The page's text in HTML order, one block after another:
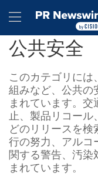
Hamburger
公共安全
このカテゴリには
組みなど、公共の
まれています。
止、製品リコール
どのリリースを
行の努力、アルコ
関する警告、汚染
まれています。